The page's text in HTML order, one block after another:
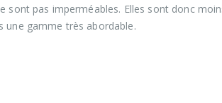
sont pas imperméables. Elles sont donc
une gamme très abordable.